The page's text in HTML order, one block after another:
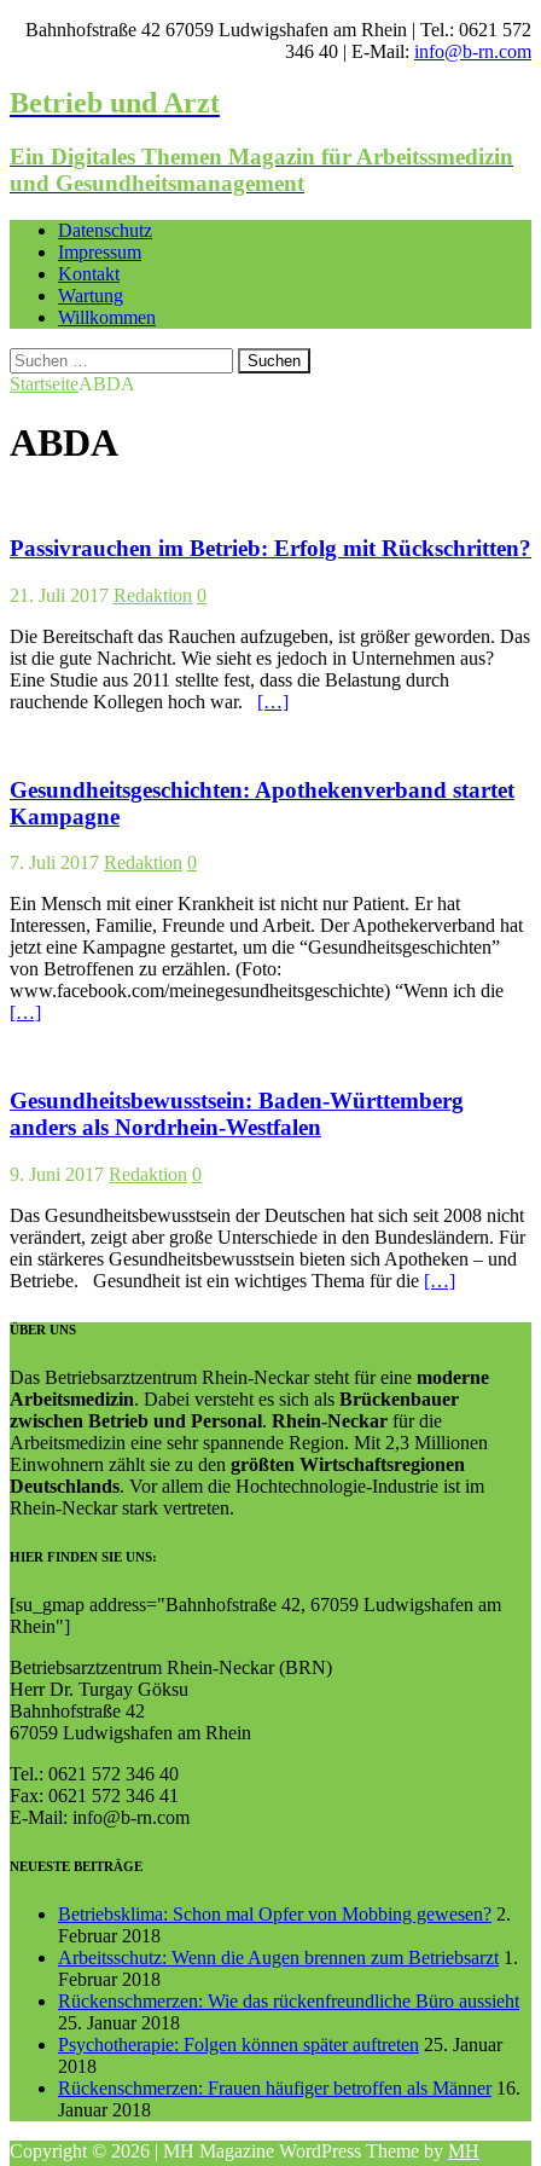
Bahnhofstraße 42 67059 Ludwigshafen am Rhein | Tel.: 0621 572
346 40 | E-Mail: info@b-rn.com
Betrieb und Arzt
Ein Digitales Themen Magazin für Arbeitssmedizin
und Gesundheitsmanagement
Datenschutz
Impressum
Kontakt
Wartung
Willkommen
Suchen
nach:
StartseiteABDA
ABDA
Passivrauchen im Betrieb: Erfolg mit Rückschritten?
21. Juli 2017 Redaktion 0
Die Bereitschaft das Rauchen aufzugeben, ist größer geworden. Das
ist die gute Nachricht. Wie sieht es jedoch in Unternehmen aus?
Eine Studie aus 2011 stellte fest, dass die Belastung durch
rauchende Kollegen hoch war. […]
Gesundheitsgeschichten: Apothekenverband startet
Kampagne
7. Juli 2017 Redaktion 0
Ein Mensch mit einer Krankheit ist nicht nur Patient. Er hat
Interessen, Familie, Freunde und Arbeit. Der Apothekerverband hat
jetzt eine Kampagne gestartet, um die “Gesundheitsgeschichten”
von Betroffenen zu erzählen. (Foto:
www.facebook.com/meinegesundheitsgeschichte) “Wenn ich die
[…]
Gesundheitsbewusstsein: Baden-Württemberg
anders als Nordrhein-Westfalen
9. Juni 2017 Redaktion 0
Das Gesundheitsbewusstsein der Deutschen hat sich seit 2008 nicht
verändert, zeigt aber große Unterschiede in den Bundesländern. Für
ein stärkeres Gesundheitsbewusstsein bieten sich Apotheken – und
Betriebe. Gesundheit ist ein wichtiges Thema für die […]
ÜBER UNS
Das Betriebsarztzentrum Rhein-Neckar steht für eine moderne
Arbeitsmedizin. Dabei versteht es sich als Brückenbauer
zwischen Betrieb und Personal. Rhein-Neckar für die
Arbeitsmedizin eine sehr spannende Region. Mit 2,3 Millionen
Einwohnern zählt sie zu den größten Wirtschaftsregionen
Deutschlands. Vor allem die Hochtechnologie-Industrie ist im
Rhein-Neckar stark vertreten.
HIER FINDEN SIE UNS:
[su_gmap address="Bahn­hof­straße 42, 67059 Lud­wigs­ha­fen am
Rhein"]
Betriebsarztzentrum Rhein-Neckar (BRN)
Herr Dr. Turgay Göksu
Bahnhofstraße 42
67059 Ludwigshafen am Rhein
Tel.: 0621 572 346 40
Fax: 0621 572 346 41
E-Mail: info@b-rn.com
NEUESTE BEITRÄGE
Betriebsklima: Schon mal Opfer von Mobbing gewesen? 2.
Februar 2018
Arbeitsschutz: Wenn die Augen brennen zum Betriebsarzt 1.
Februar 2018
Rückenschmerzen: Wie das rückenfreundliche Büro aussieht
25. Januar 2018
Psychotherapie: Folgen können später auftreten 25. Januar
2018
Rückenschmerzen: Frauen häufiger betroffen als Männer 16.
Januar 2018
Copyright © 2026 | MH Magazine WordPress Theme by MH